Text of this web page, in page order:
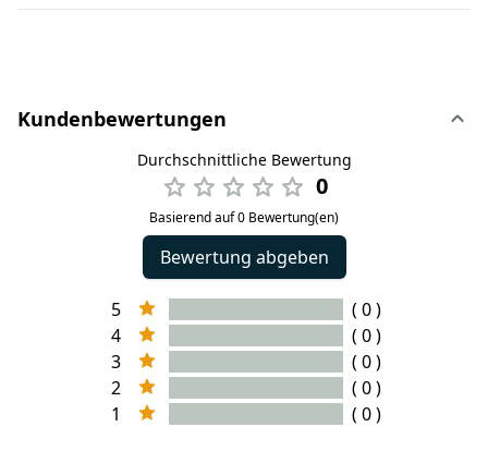
Kundenbewertungen
Durchschnittliche Bewertung
0
Basierend auf 0 Bewertung(en)
Bewertung abgeben
5
( 0 )
4
( 0 )
3
( 0 )
2
( 0 )
1
( 0 )